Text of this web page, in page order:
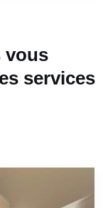
vous
services